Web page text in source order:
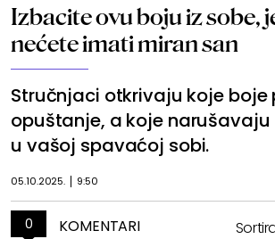
Izbacite ovu boju iz sobe,
nećete imati miran san
Stručnjaci otkrivaju koje boje
opuštanje, a koje
u vašoj spavaćoj sobi.
05.10.2025. 9:50
0 KOMENTARI